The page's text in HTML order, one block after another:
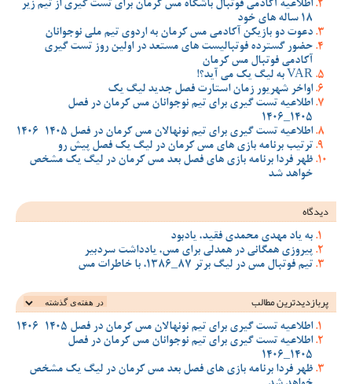
اطلاعیه آکادمی فوتبال باشگاه مس کرمان برای تست گیری از تیم زیر
18 ساله های خود
دعوت دو بازیکن آکادمی مس کرمان به اردوی تیم ملی نوجوانان
حضور گسترده فوتبالیست های مستعد در اولین روز تست گیری
آکادمی فوتبال مس کرمان
VAR به لیگ یک می آید؟!
اواخر شهریور زمان استارت فصل جدید لیگ یک
اطلاعیه تست گیری برای تیم نوجوانان مس کرمان در فصل
1405_1406
اطلاعیه تست گیری برای تیم نونهالان مس کرمان در فصل 1405-1406
ترتیب برنامه بازی های مس کرمان در لیگ یک فصل پیش رو
ظهر فردا برنامه بازی های فصل بعد مس کرمان در لیگ یک مشخص
خواهد شد
دیدگاه
به یاد مهدی محمدی فقید، یادبود
پیروزی همگانی در همدلی برای مس، یادداشت سردبیر
تیم فوتبال مس در لیگ برتر 87_1386، با خاطرات مس
پربازدیدترین‌ مطالب
اطلاعیه تست گیری برای تیم نونهالان مس کرمان در فصل 1405-1406
اطلاعیه تست گیری برای تیم نوجوانان مس کرمان در فصل
1405_1406
ظهر فردا برنامه بازی های فصل بعد مس کرمان در لیگ یک مشخص